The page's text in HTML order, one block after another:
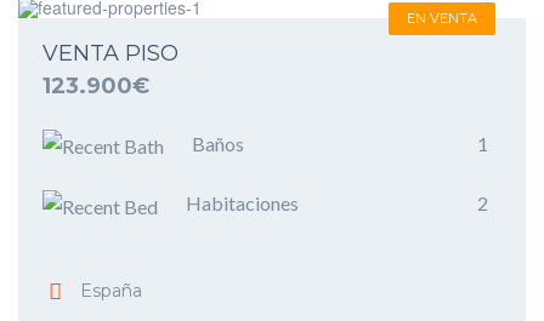
EN VENTA
VENTA PISO
123.900€
Baños 1
Habitaciones 2
España